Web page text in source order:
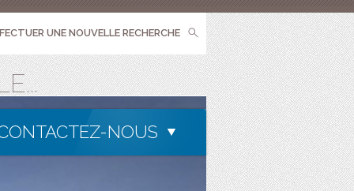
UNE NOUVELLE RECHERCHE
NOUS